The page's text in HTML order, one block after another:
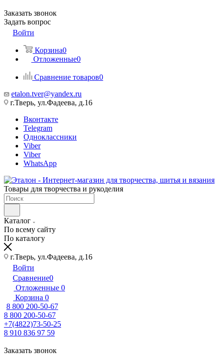
Заказать звонок
Задать вопрос
Войти
Корзина0
Отложенные0
Сравнение товаров0
etalon.tver@yandex.ru
г.Тверь, ул.Фадеева, д.16
Вконтакте
Telegram
Одноклассники
Viber
Viber
WhatsApp
Товары для творчества и рукоделия
Каталог
По всему сайту
По каталогу
г.Тверь, ул.Фадеева, д.16
Войти
Сравнение0
Отложенные 0
Корзина 0
8 800 200-50-67
8 800 200-50-67
+7(4822)73-50-25
8 910 836 97 59
Заказать звонок